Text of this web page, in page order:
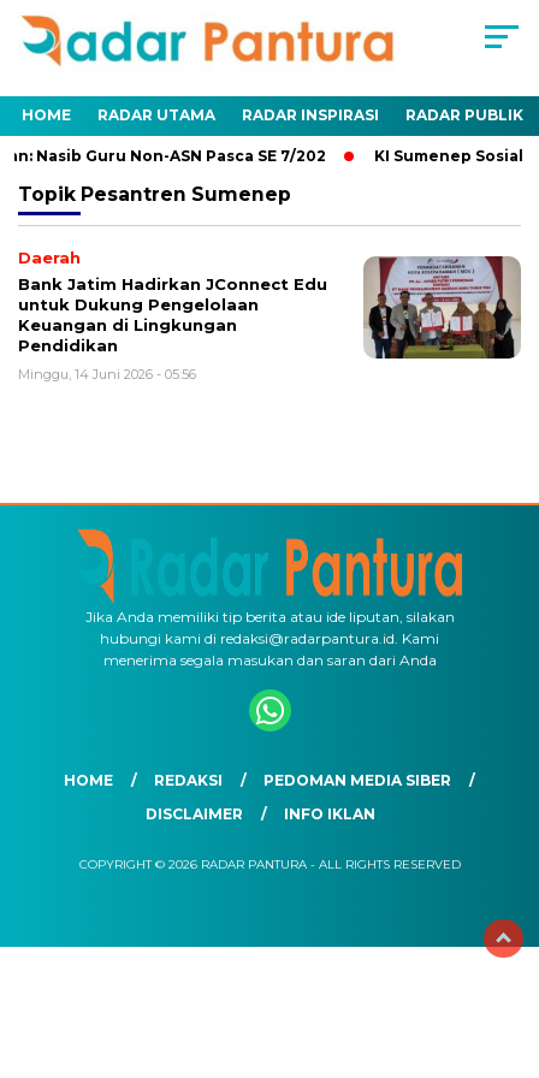
HOME RADAR UTAMA RADAR INSPIRASI RADAR PUBLIK
Nasib Guru Non-ASN Pasca SE 7/202 KI Sumenep
Topik Pesantren Sumenep
Daerah
Bank Jatim Hadirkan JConnect Edu
untuk Dukung Pengelolaan
Keuangan di Lingkungan
Pendidikan
Minggu, 14 Juni 2026 - 05:56
Jika Anda memiliki tip berita atau ide liputan, silakan
hubungi kami di redaksi@radarpantura.id. Kami
menerima segala masukan dan saran dari Anda
HOME REDAKSI
PEDOMAN MEDIA SIBER
DISCLAIMER
INFO IKLAN
COPYRIGHT © 2026 RADAR PANTURA - ALL RIGHTS RESERVED